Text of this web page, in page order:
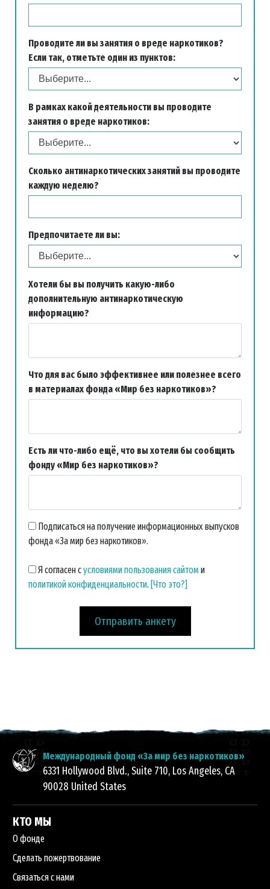
Проводите ли вы занятия о вреде наркотиков?
Если так, отметьте один из пунктов:
В рамках какой деятельности вы проводите
занятия о вреде наркотиков:
Сколько антинаркотических занятий вы проводите
каждую неделю?
Предпочитаете ли вы:
Хотели бы вы получить какую-либо
дополнительную антинаркотическую
информацию?
Что для вас было эффективнее или полезнее всего
в материалах фонда «Мир без наркотиков»?
Есть ли что-либо ещё, что вы хотели бы сообщить
фонду «Мир без наркотиков»?
Подписаться на получение информационных выпусков
фонда «За мир без наркотиков».
Я согласен сусловиями пользования сайтом и
политикой конфиденциальности. [Что это?]
Отправить анкету
Международный фонд «За мир без наркотиков»
6331 Hollywood Blvd., Suite 710, Los Angeles, CA
90028 United States
КТО МЫ
О фонде
Сделать пожертвование
Связаться с нами